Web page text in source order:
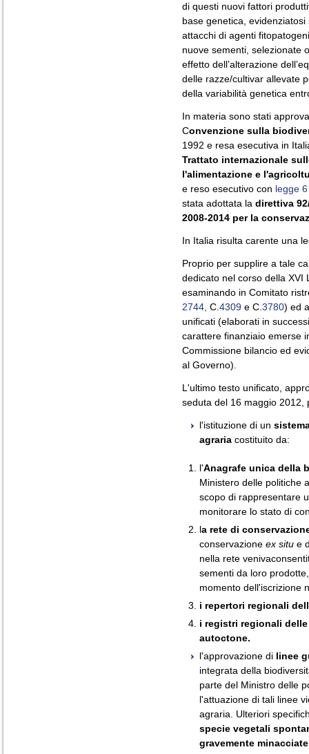
di questi nuovi fattori
base genetica,
attacchi di agenti
nuove sementi, selezionate
effetto dell’alterazione
delle razze/cultivar allevate
della variabilità genetica
In materia sono stati
Convenzione sulla
1992 e resa esecutiva in
Trattato internazionale
l'alimentazione e
e reso esecutivo con legge
stata adottata la direttiva
2008-2014 per la
In Italia risulta carente una
Proprio per supplire a tale
dedicato nel corso della XVI
esaminando in Comitato
2744, C. 4309 e C. 3780) ed
unificati (elaborati in
carattere finanziaio emerse
Commissione bilancio ed
al Governo).
L'ultimo testo unificato,
seduta del 16 maggio 2012,
l'istituzione di un
agraria costituito da:
l'Anagrafe unica della
Ministero delle politiche
scopo di rappresentare
monitorare lo stato di
la rete di
conservazione ex situ e
nella rete
sementi da loro
momento dell'iscrizione
i repertori regionali
i registri regionali
autoctone.
l'approvazione di linee
integrata della
parte del Ministro delle
l'attuazione di tali linee
agraria. Ulteriori
specie vegetali
gravemente